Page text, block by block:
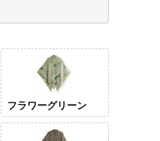
フラワーグリーン